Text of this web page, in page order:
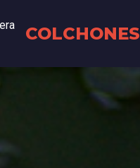
COLCHONES